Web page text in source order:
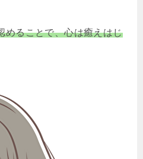
めることで、心は癒えはじ